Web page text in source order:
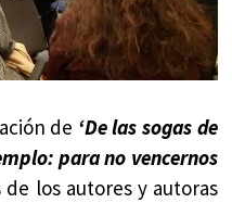
de ‘De las sogas de
para no vencernos
los autores y autoras